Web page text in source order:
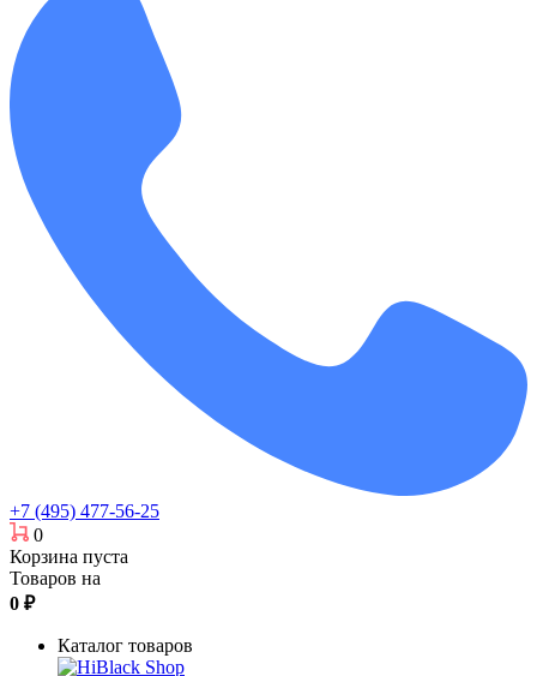
+7 (495) 477-56-25
0
Корзина пуста
Товаров на
0 ₽
Каталог товаров